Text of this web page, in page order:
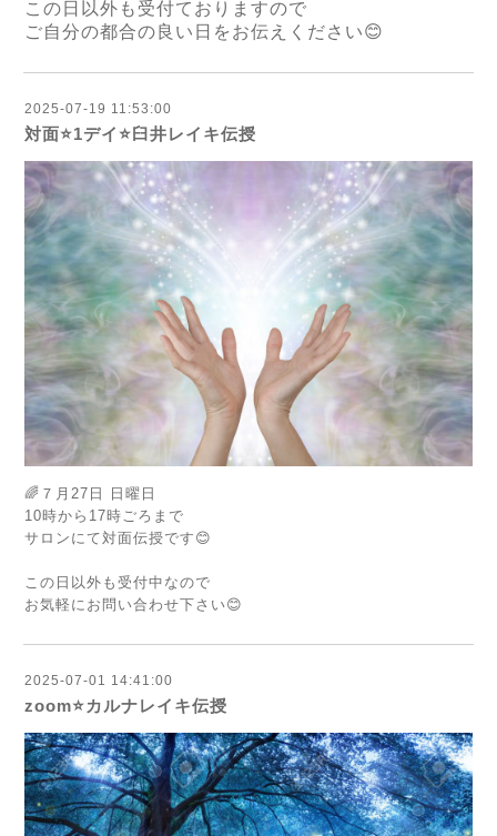
この日以外も受付ておりますので
ご自分の都合の良い日をお伝えください😊
2025-07-19 11:53:00
対面⭐️1デイ⭐️臼井レイキ伝授
🌈７月27日 日曜日
10時から17時ごろまで
サロンにて対面伝授です😊
この日以外も受付中なので
お気軽にお問い合わせ下さい😊
2025-07-01 14:41:00
zoom⭐️カルナレイキ伝授